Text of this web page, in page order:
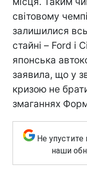
світовому
залишилися
стайні – Ford і
японська
заявила, що у
кризою не
змаганнях
Не
наши